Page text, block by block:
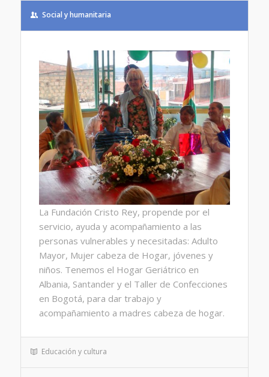
Social y humanitaria
La Fundación Cristo Rey, propende por el
servicio, ayuda y acompañamiento a las
personas vulnerables y necesitadas: Adulto
Mayor, Mujer cabeza de Hogar, jóvenes y
niños. Tenemos el Hogar Geriátrico en
Albania, Santander y el Taller de Confecciones
en Bogotá, para dar trabajo y
acompañamiento a madres cabeza de hogar.
Educación y cultura